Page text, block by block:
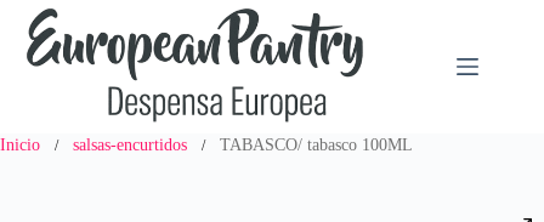
Saltar
contenido
Inicio / salsas-encurtidos / TABASCO/ tabasco 100ML